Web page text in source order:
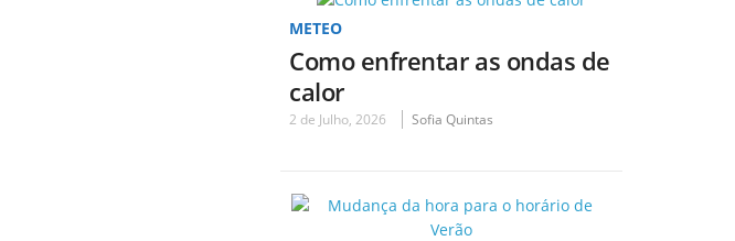
METEO
Como enfrentar as ondas de
calor
2 de Julho, 2026 Sofia Quintas